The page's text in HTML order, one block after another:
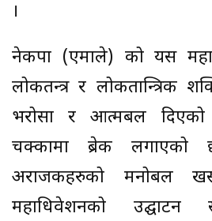
।
नेकपा (एमाले) को यस
लोकतन्त्र र लोकतान्त्रिक
भरोसा र आत्मबल
चक्कामा ब्रेक लगाएको
अराजकहरुको मनोबल
महाधिवेशनको उद्घाटन